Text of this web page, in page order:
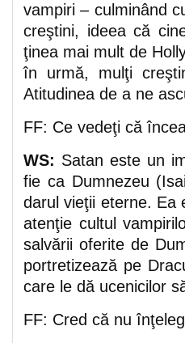
vampiri – culminând
creştini, ideea că
ţinea mai mult de
în urmă, mulţi
Atitudinea de a ne
FF: Ce vedeţi că
WS: Satan este un
fie ca Dumnezeu
darul vieţii eterne. Ea
atenţie cultul
salvării oferite de
portretizează pe
care le dă ucenicilor
FF: Cred că nu